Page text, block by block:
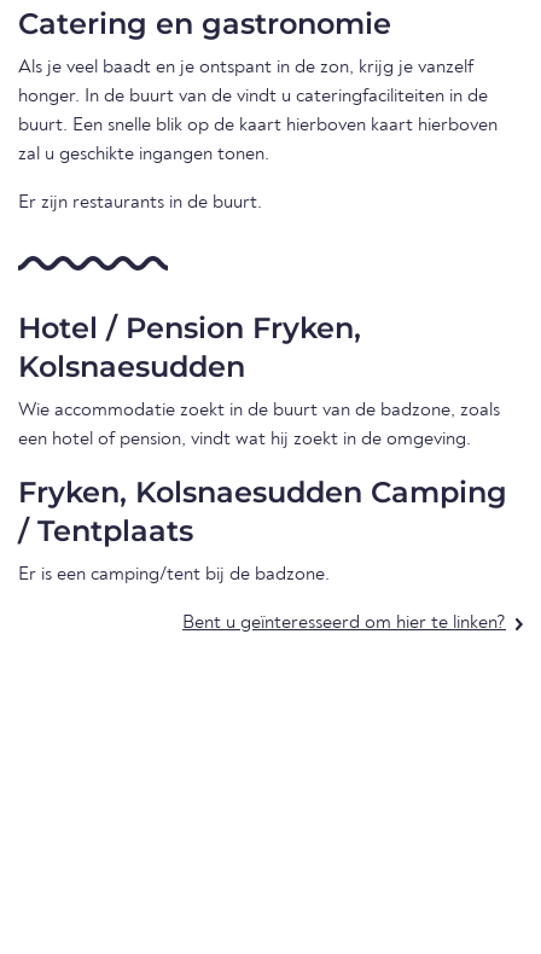
Catering en gastronomie
Als je veel baadt en je ontspant in de zon, krijg je vanzelf
honger. In de buurt van de vindt u cateringfaciliteiten in de
buurt. Een snelle blik op de kaart hierboven kaart hierboven
zal u geschikte ingangen tonen.
Er zijn restaurants in de buurt.
Hotel / Pension Fryken,
Kolsnaesudden
Wie accommodatie zoekt in de buurt van de badzone, zoals
een hotel of pension, vindt wat hij zoekt in de omgeving.
Fryken, Kolsnaesudden Camping
/ Tentplaats
Er is een camping/tent bij de badzone.
Bent u geïnteresseerd om hier te linken?